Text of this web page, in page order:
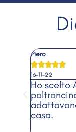
Piero

16-11-22
Ho scelto
casa.